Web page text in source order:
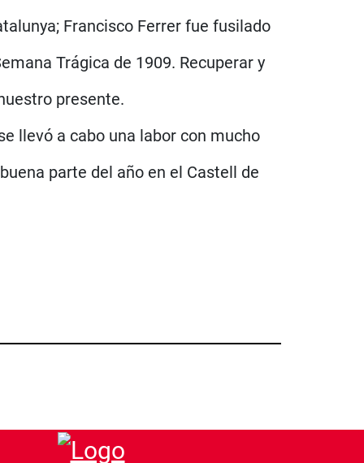
Francisco Ferrer fue fusilado
Trágica de 1909. Recuperar y
presente.
llevó a cabo una labor con mucho
parte del año en el Castell de